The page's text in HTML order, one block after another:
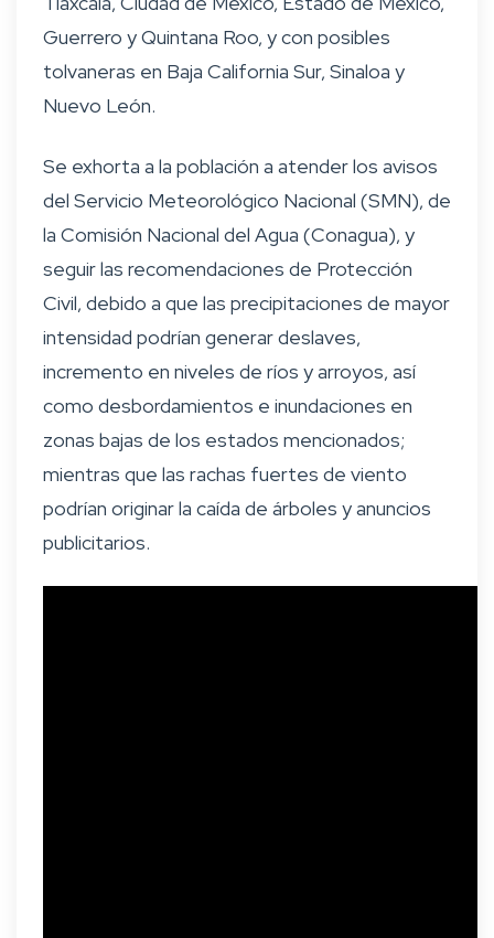
Guerrero y Quintana Roo, y con posibles
tolvaneras en Baja California Sur, Sinaloa y
Nuevo León.
Se exhorta a la población a atender los avisos
del Servicio Meteorológico Nacional (SMN), de
la Comisión Nacional del Agua (Conagua), y
seguir las recomendaciones de Protección
Civil, debido a que las precipitaciones de mayor
intensidad podrían generar deslaves,
incremento en niveles de ríos y arroyos, así
como desbordamientos e inundaciones en
zonas bajas de los estados mencionados;
mientras que las rachas fuertes de viento
podrían originar la caída de árboles y anuncios
publicitarios.